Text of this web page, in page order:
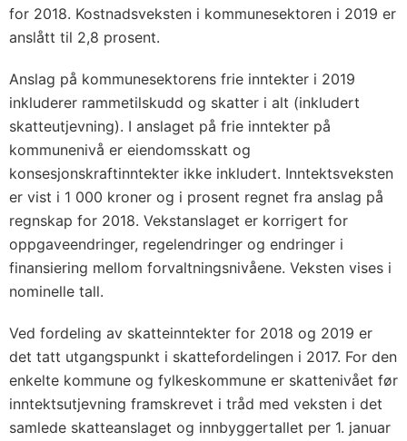
for 2018. Kostnadsveksten i kommunesektoren i 2019 er
anslått til 2,8 prosent.
Anslag på kommunesektorens frie inntekter i 2019
inkluderer rammetilskudd og skatter i alt (inkludert
skatteutjevning). I anslaget på frie inntekter på
kommunenivå er eiendomsskatt og
konsesjonskraftinntekter ikke inkludert. Inntektsveksten
er vist i 1 000 kroner og i prosent regnet fra anslag på
regnskap for 2018. Vekstanslaget er korrigert for
oppgaveendringer, regelendringer og endringer i
finansiering mellom forvaltningsnivåene. Veksten vises i
nominelle tall.
Ved fordeling av skatteinntekter for 2018 og 2019 er
det tatt utgangspunkt i skattefordelingen i 2017. For den
enkelte kommune og fylkeskommune er skattenivået før
inntektsutjevning framskrevet i tråd med veksten i det
samlede skatteanslaget og innbyggertallet per 1. januar